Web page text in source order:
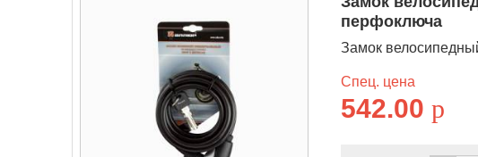
перфоключа
Замок
Спец. цена
542.00p